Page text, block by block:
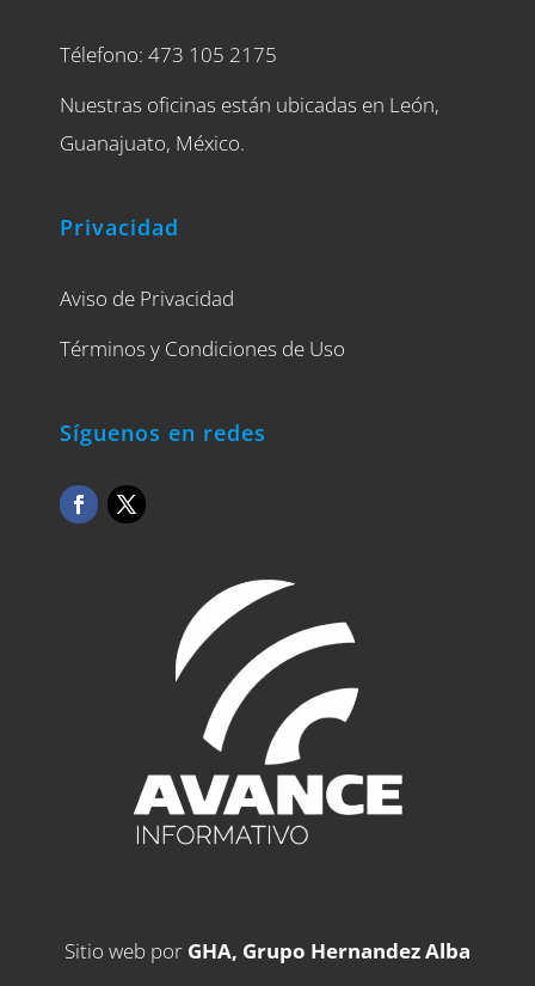
Télefono: 473 105 2175
Nuestras oficinas están ubicadas en León,
Guanajuato, México.
Privacidad
Aviso de Privacidad
Términos y Condiciones de Uso
Síguenos en redes
Sitio web por GHA, Grupo Hernandez Alba